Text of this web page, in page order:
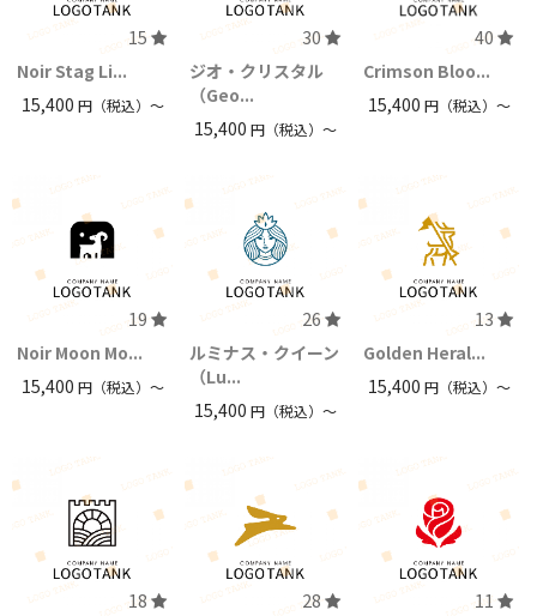
15
Noir Stag Li...
15,400 円（税込）〜
30
ジオ・クリスタル
（Geo...
15,400円（税込）〜
40
Crimson Bloo...
15,400 円（税込）〜
19
Noir Moon Mo...
15,400 円（税込）〜
26
ルミナス・クイーン
（Lu...
15,400円（税込）〜
13
Golden Heral...
15,400 円（税込）〜
18 28 11